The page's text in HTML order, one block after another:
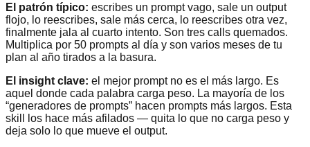
El patrón típico: escribes un prompt vago, sale un output
flojo, lo reescribes, sale más cerca, lo reescribes otra vez,
finalmente jala al cuarto intento. Son tres calls quemados.
Multiplica por 50 prompts al día y son varios meses de tu
plan al año tirados a la basura.
El insight clave: el mejor prompt no es el más largo. Es
aquel donde cada palabra carga peso. La mayoría de los
“generadores de prompts” hacen prompts más largos. Esta
skill los hace más afilados — quita lo que no carga peso y
deja solo lo que mueve el output.